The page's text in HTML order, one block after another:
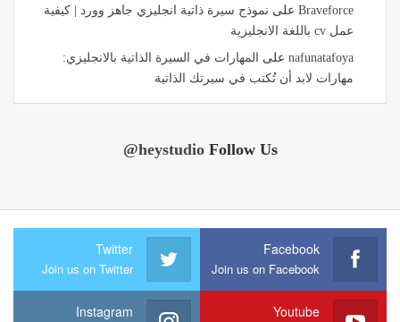
Braveforce على نموذج سيرة ذاتية انجليزي جاهز وورد | كيفية
عمل cv باللغة الانجليزية
nafunatafoya على
المهارات في السيرة الذاتية بالانجليزي:
مهارات لابد أن تُكتب في سيرتك الذاتية
Follow Us
@heystudio
Facebook
Join us on Facebook
Twitter
Join us on Twitter
Youtube
Instagram